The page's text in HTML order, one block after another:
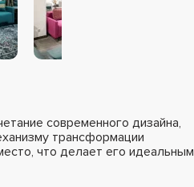
современного дизайна,
трансформации
что делает его идеальным